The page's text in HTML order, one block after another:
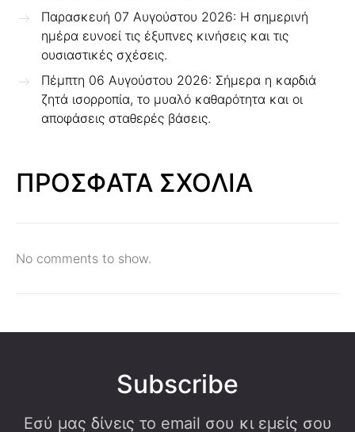
Παρασκευή 07 Αυγούστου 2026: Η σημερινή
ημέρα ευνοεί τις έξυπνες κινήσεις και τις
ουσιαστικές σχέσεις.
Πέμπτη 06 Αυγούστου 2026: Σήμερα η καρδιά
ζητά ισορροπία, το μυαλό καθαρότητα και οι
αποφάσεις σταθερές βάσεις.
ΠΡΟΣΦΑΤΑ ΣΧΟΛΙΑ
No comments to show.
Subscribe
Εσύ μας δίνεις το email σου κι εμείς σου